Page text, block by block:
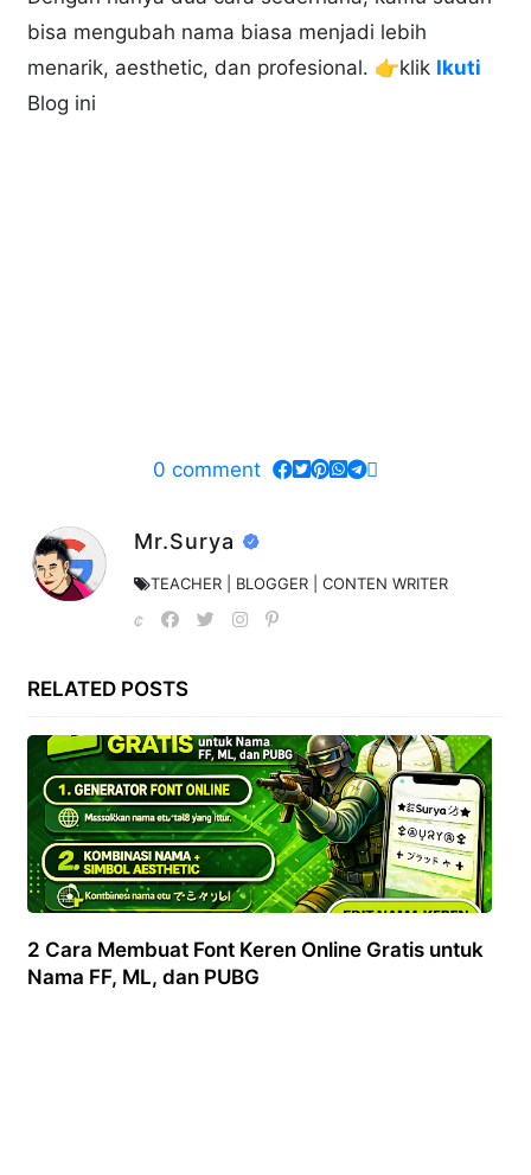
bisa mengubah nama biasa menjadi lebih
menarik, aesthetic, dan profesional. 👉klik Ikuti
Blog ini
0 comment
Mr.Surya
TEACHER | BLOGGER | CONTEN WRITER
RELATED POSTS
2 Cara Membuat Font Keren Online Gratis untuk
Nama FF, ML, dan PUBG